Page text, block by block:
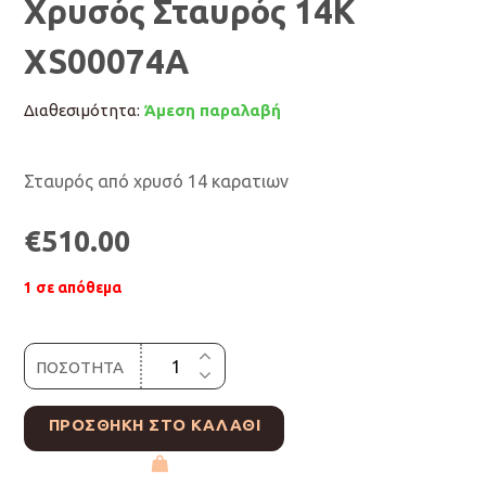
Χρυσός Σταυρός 14Κ
XS00074A
Διαθεσιμότητα: Άμεση παραλαβή
Σταυρός από χρυσό 14 καρατιων
€510.00
1 σε απόθεμα
ΠΟΣΟΤΗΤΑ
ΠΡΟΣΘΉΚΗ ΣΤΟ ΚΑΛΆΘΙ